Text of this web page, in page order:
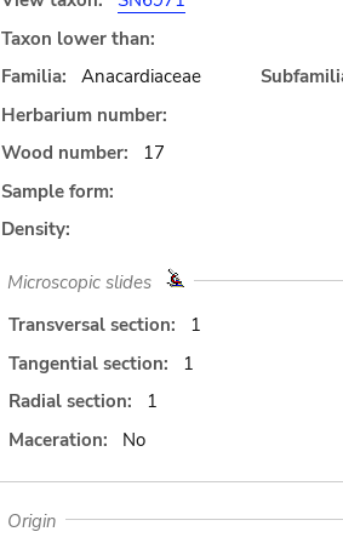
Taxon lower than:
Familia:
Anacardiaceae
Herbarium number:
Wood number:
17
Sample form:
Density:
Microscopic slides
Transversal section:
1
Tangential section:
1
Radial section:
1
Maceration:
No
Origin